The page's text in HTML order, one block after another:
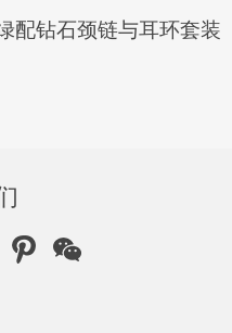
配钻石颈链与耳环套装